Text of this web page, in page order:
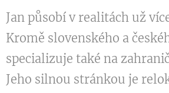
Jan působí v realitách už
Kromě slovenského a
specializuje také na
Jeho silnou stránkou je